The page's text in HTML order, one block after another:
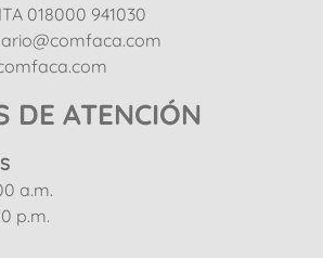
018000 941030
DE ATENCIÓN
a.m.
p.m.